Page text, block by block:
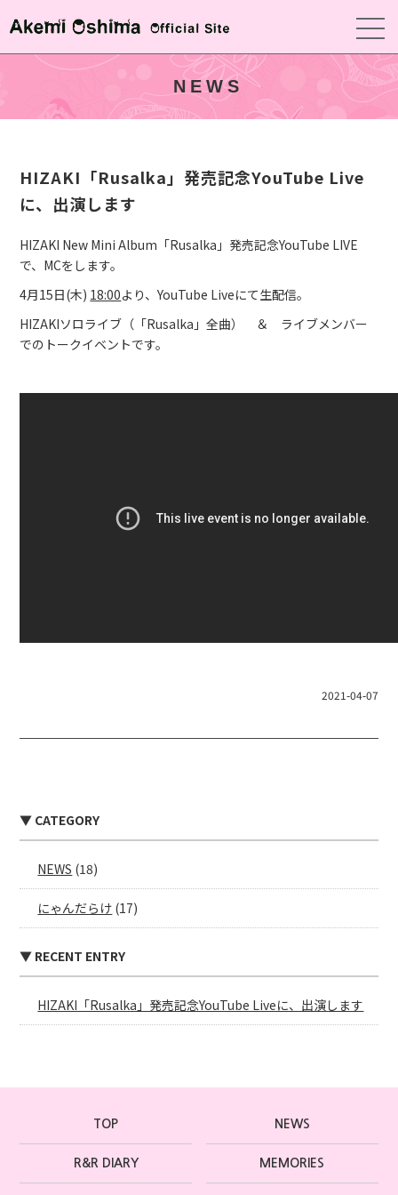
NEWS
HIZAKI「Rusalka」発売記念YouTube Live
に、出演します
HIZAKI New Mini Album「Rusalka」発売記念YouTube LIVE
で、MCをします。
4月15日(木) 18:00より、YouTube Liveにて生配信。
HIZAKIソロライブ（「Rusalka」全曲） ＆ ライブメンバー
でのトークイベントです。
2021-04-07
▼ CATEGORY
NEWS (18)
にゃんだらけ (17)
▼ RECENT ENTRY
HIZAKI「Rusalka」発売記念YouTube Liveに、出演します
TOP NEWS
R&R DIARY MEMORIES